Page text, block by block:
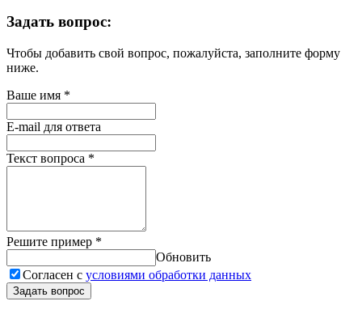
Задать вопрос:
Чтобы добавить свой вопрос, пожалуйста, заполните форму
ниже.
Ваше имя *
E-mail для ответа
Текст вопроса *
Решите пример *
Обновить
Согласен с условиями обработки данных
Задать вопрос